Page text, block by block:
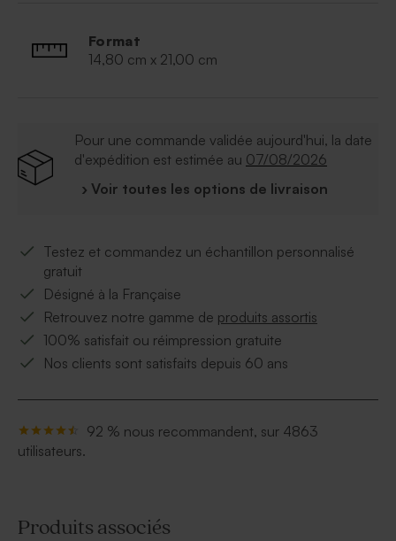
Format
14,80 cm x 21,00 cm
Pour une commande validée aujourd'hui, la date
d'expédition est estimée au 07/08/2026
› Voir toutes les options de livraison
Testez et commandez un échantillon personnalisé
gratuit
Désigné à la Française
Retrouvez notre gamme de produits assortis
100% satisfait ou réimpression gratuite
Nos clients sont satisfaits depuis 60 ans
92 % nous recommandent, sur 4863
utilisateurs.
Produits associés